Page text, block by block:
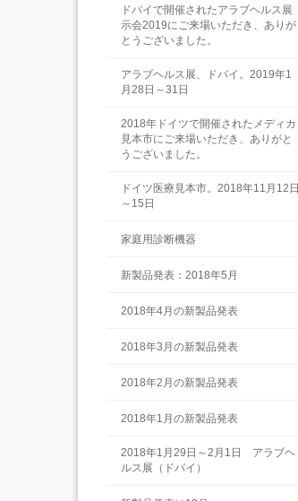
ドバイで開催されたアラブヘルス展
示会2019にご来場いただき、ありが
とうございました。
アラブヘルス展、ドバイ。2019年1
月28日～31日
2018年ドイツで開催されたメディカ
見本市にご来場いただき、ありがと
うございました。
ドイツ医療見本市。2018年11月12日
～15日
家庭用診断機器
新製品発表：2018年5月
2018年4月の新製品発表
2018年3月の新製品発表
2018年2月の新製品発表
2018年1月の新製品発表
2018年1月29日～2月1日 アラブヘ
ルス展（ドバイ）